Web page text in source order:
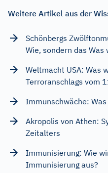
Weitere Artikel aus der
Schönbergs
Wie, sondern das Was
Weltmacht USA: Was
Terroranschlags vom
Immunschwäche:
Akropolis von Athen:
Zeitalters
Immunisierung: Wie
Immunisierung aus?